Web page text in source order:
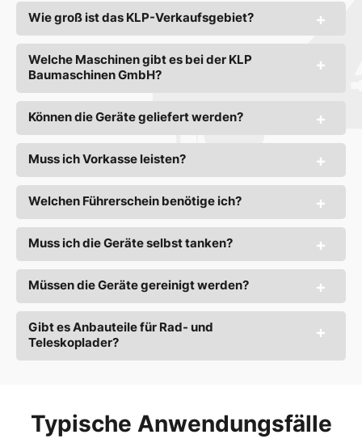
Wie groß ist das KLP-Verkaufsgebiet?
Welche Maschinen gibt es bei der KLP
Baumaschinen GmbH?
Können die Geräte geliefert werden?
Muss ich Vorkasse leisten?
Welchen Führerschein benötige ich?
Muss ich die Geräte selbst tanken?
Müssen die Geräte gereinigt werden?
Gibt es Anbauteile für Rad- und
Teleskoplader?
Typische Anwendungsfälle